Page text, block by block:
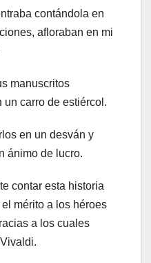
contándola en
afloraban en mi
manuscritos
carro de estiércol.
en un desván y
ánimo de lucro.
contar esta historia
mérito a los héroes
a los cuales